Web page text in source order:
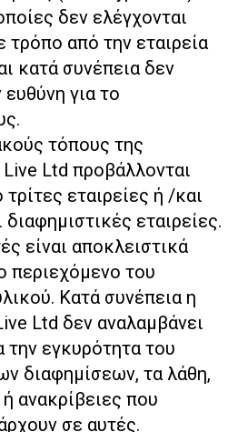
δεν ελέγχονται
τρόπο από την εταιρεία
κατά συνέπεια δεν
για το
τόπους της
Live Ltd προβάλλονται
εταιρείες ή /και
εταιρείες.
είναι αποκλειστικά
περιεχόμενο του
Κατά συνέπεια η
Ltd δεν αναλαμβάνει
την εγκυρότητα του
διαφημίσεων, τα λάθη,
ανακρίβειες που
σε αυτές.